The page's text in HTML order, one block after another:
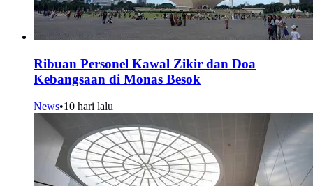
Ribuan Personel Kawal Zikir dan Doa
Kebangsaan di Monas Besok
News•10 hari lalu